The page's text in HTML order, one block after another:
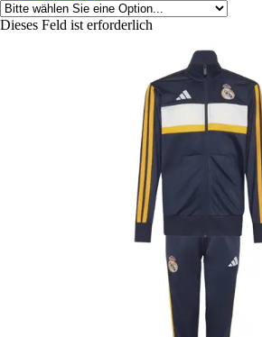
Dieses Feld ist erforderlich